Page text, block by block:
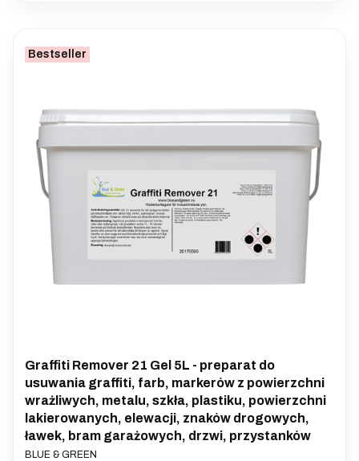
Bestseller
Graffiti Remover 21 Gel 5L - preparat do
usuwania graffiti, farb, markerów z powierzchni
wrażliwych, metalu, szkła, plastiku, powierzchni
lakierowanych, elewacji, znaków drogowych,
ławek, bram garażowych, drzwi, przystanków
PRODUCENT
BLUE & GREEN